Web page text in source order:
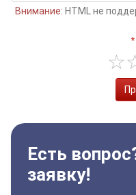
Внимание: HTML не
Есть
заявку!